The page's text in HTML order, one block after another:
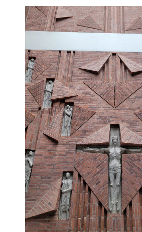
Google Map laden
Mit dem Laden der Karte
Inhalten Cookies auf Ihrem Gerät
Reichweitenmessung und
Näheres s.zur
Hier können Sie Ihre
Einstellungen anpassen